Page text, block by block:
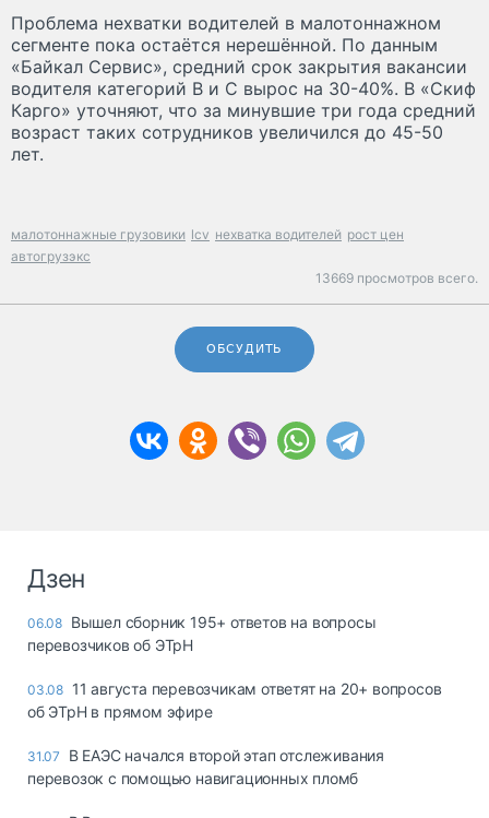
Проблема нехватки водителей в малотоннажном
сегменте пока остаётся нерешённой. По данным
«Байкал Сервис», средний срок закрытия вакансии
водителя категорий В и С вырос на 30-40%. В «Скиф
Карго» уточняют, что за минувшие три года средний
возраст таких сотрудников увеличился до 45-50
лет.
малотоннажные грузовики lcv нехватка водителей рост цен
автогрузэкс
13669 просмотров всего.
ОБСУДИТЬ
Дзен
06.08 Вышел сборник 195+ ответов на вопросы
перевозчиков об ЭТрН
03.08 11 августа перевозчикам ответят на 20+ вопросов
об ЭТрН в прямом эфире
31.07
В ЕАЭС начался второй этап отслеживания
перевозок с помощью навигационных пломб